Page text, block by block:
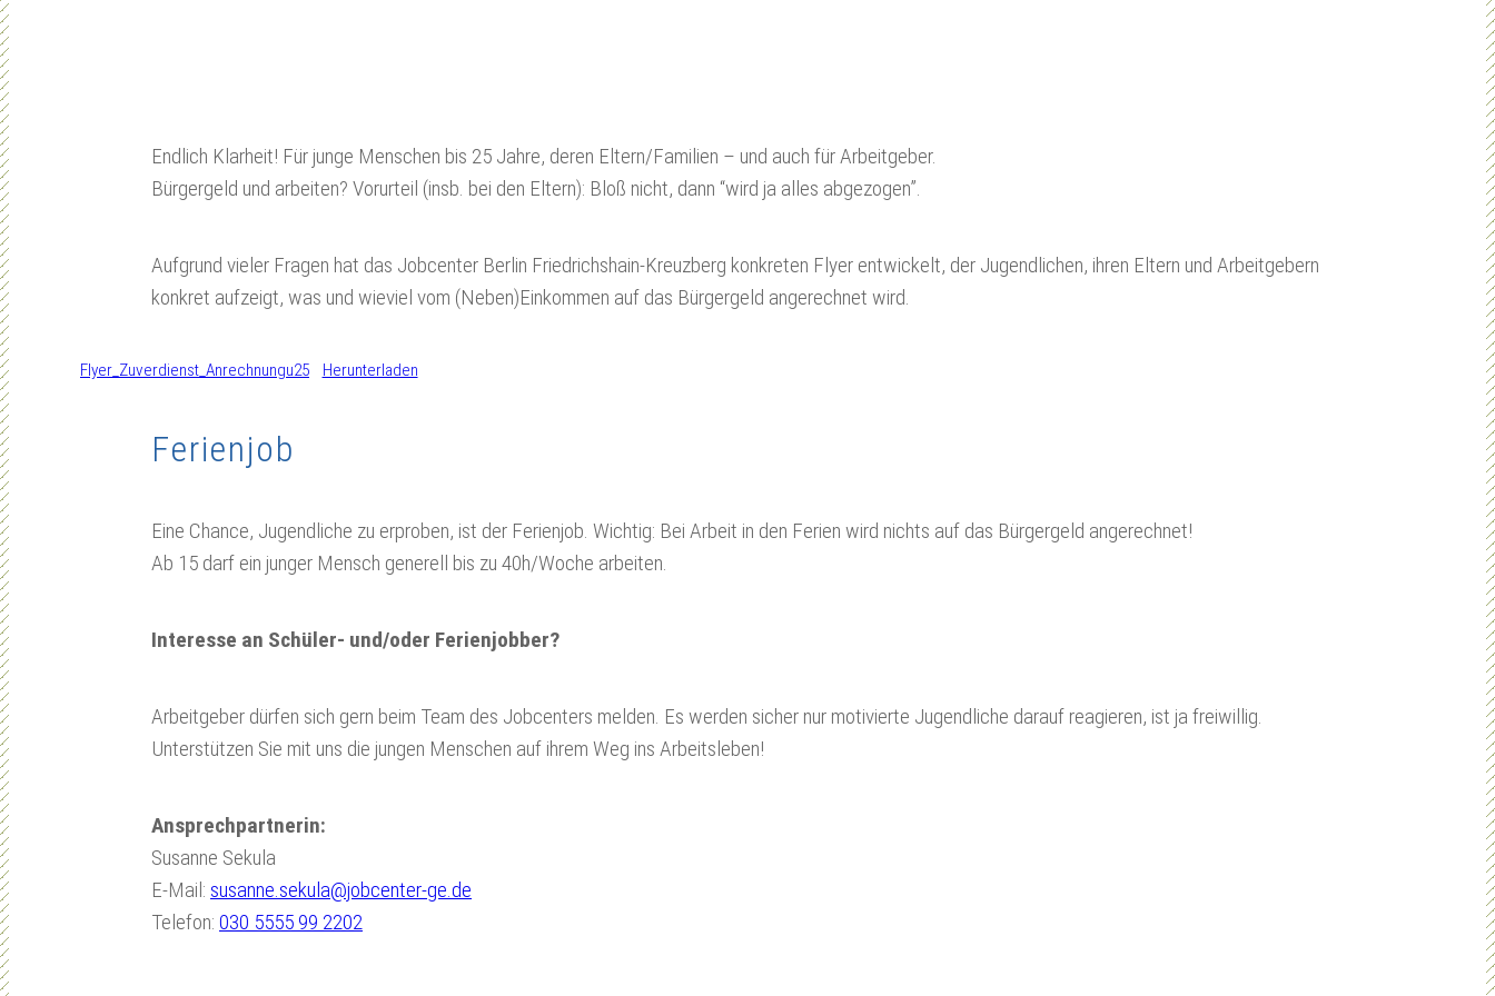
Endlich Klarheit! Für junge Menschen bis 25 Jahre, deren Eltern/Familien – und auch für Arbeitgeber.
Bürgergeld und arbeiten? Vorurteil (insb. bei den Eltern): Bloß nicht, dann “wird ja alles abgezogen”.
Aufgrund vieler Fragen hat das Jobcenter Berlin Friedrichshain-Kreuzberg konkreten Flyer entwickelt, der Jugendlichen, ihren Eltern und Arbeitgebern
konkret aufzeigt, was und wieviel vom (Neben)Einkommen auf das Bürgergeld angerechnet wird.
Flyer_Zuverdienst_Anrechnungu25 Herunterladen
Ferienjob
Eine Chance, Jugendliche zu erproben, ist der Ferienjob. Wichtig: Bei Arbeit in den Ferien wird nichts auf das Bürgergeld angerechnet!
Ab 15 darf ein junger Mensch generell bis zu 40h/Woche arbeiten.
Interesse an Schüler- und/oder Ferienjobber?
Arbeitgeber dürfen sich gern beim Team des Jobcenters melden. Es werden sicher nur motivierte Jugendliche darauf reagieren, ist ja freiwillig.
Unterstützen Sie mit uns die jungen Menschen auf ihrem Weg ins Arbeitsleben!
Ansprechpartnerin:
Susanne Sekula
E-Mail: susanne.sekula@jobcenter-ge.de
Telefon: 030 5555 99 2202